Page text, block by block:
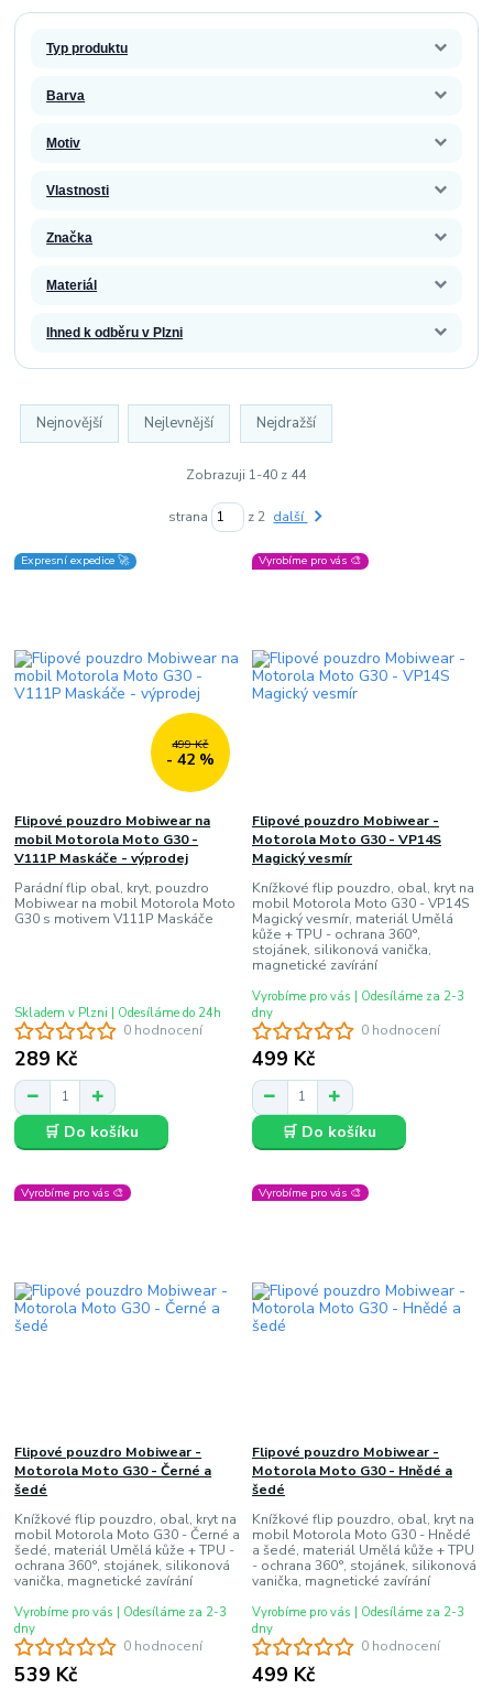
Typ produktu
Barva
Motiv
Vlastnosti
Značka
Materiál
Ihned k odběru v Plzni
Nejnovější Nejlevnější Nejdražší
Zobrazuji 1-40 z 44
strana z 2 další
Expresní expedice 🚀
499 Kč
- 42 %
0 hodnocení
Flipové pouzdro Mobiwear na
mobil Motorola Moto G30 -
V111P Maskáče - výprodej
Parádní flip obal, kryt, pouzdro
Mobiwear na mobil Motorola Moto
G30 s motivem V111P Maskáče
289 Kč
Skladem v Plzni | Odesíláme do 24h
🛒 Do košíku
Vyrobíme pro vás 🎨
0 hodnocení
Flipové pouzdro Mobiwear -
Motorola Moto G30 - VP14S
Magický vesmír
Knížkové flip pouzdro, obal, kryt na
mobil Motorola Moto G30 - VP14S
Magický vesmír, materiál Umělá
kůže + TPU - ochrana 360°,
stojánek, silikonová vanička,
magnetické zavírání
499 Kč
Vyrobíme pro vás | Odesíláme za 2-3
dny
🛒 Do košíku
Vyrobíme pro vás 🎨
0 hodnocení
Flipové pouzdro Mobiwear -
Motorola Moto G30 - Černé a
šedé
Knížkové flip pouzdro, obal, kryt na
mobil Motorola Moto G30 - Černé a
šedé, materiál Umělá kůže + TPU -
ochrana 360°, stojánek, silikonová
vanička, magnetické zavírání
539 Kč
Vyrobíme pro vás | Odesíláme za 2-3
dny
Vyrobíme pro vás 🎨
0 hodnocení
Flipové pouzdro Mobiwear -
Motorola Moto G30 - Hnědé a
šedé
Knížkové flip pouzdro, obal, kryt na
mobil Motorola Moto G30 - Hnědé
a šedé, materiál Umělá kůže + TPU
- ochrana 360°, stojánek, silikonová
vanička, magnetické zavírání
499 Kč
Vyrobíme pro vás | Odesíláme za 2-3
dny